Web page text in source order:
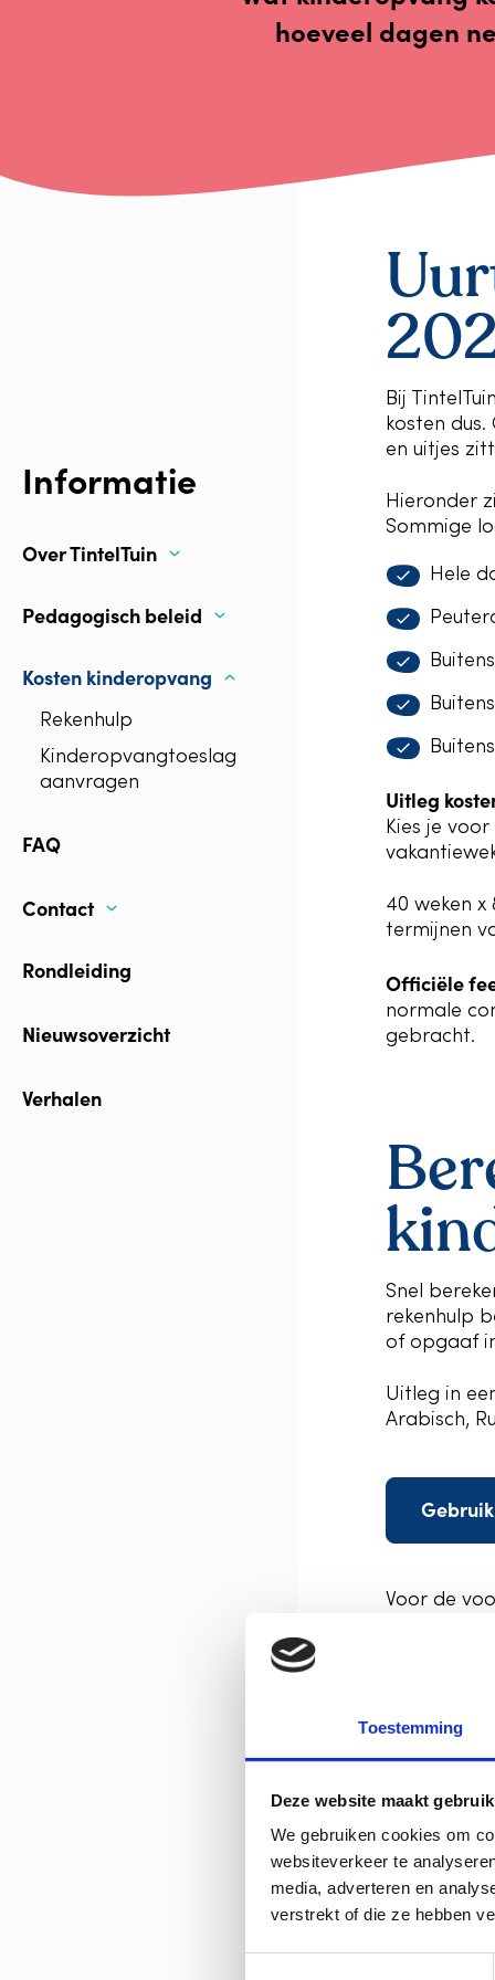
Toestemming
Deze website maakt
We gebruiken cookies om
websiteverkeer te
media, adverteren en
verstrekt of die ze hebben
hoeveel dagen
Informatie
Over TintelTuin
Pedagogisch beleid
Kosten kinderopvang
Rekenhulp
Kinderopvangtoeslag
aanvragen
FAQ
Contact
Rondleiding
Nieuwsoverzicht
Verhalen
Bij
kosten
en uitjes
Hieronder
Sommige
Hele
Uitleg
Kies je
40 weken x
termijnen
Officiële
normale
gebracht.
Snel
rekenhulp
of opgaaf
Uitleg in
Arabisch,
Voor de